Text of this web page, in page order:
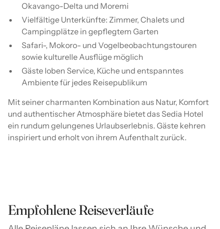
Okavango-Delta und Moremi
Vielfältige Unterkünfte: Zimmer, Chalets und
Campingplätze in gepflegtem Garten
Safari-, Mokoro- und Vogelbeobachtungstouren
sowie kulturelle Ausflüge möglich
Gäste loben Service, Küche und entspanntes
Ambiente für jedes Reisepublikum
Mit seiner charmanten Kombination aus Natur, Komfort
und authentischer Atmosphäre bietet das Sedia Hotel
ein rundum gelungenes Urlaubserlebnis. Gäste kehren
inspiriert und erholt von ihrem Aufenthalt zurück.
Empfohlene Reiseverläufe